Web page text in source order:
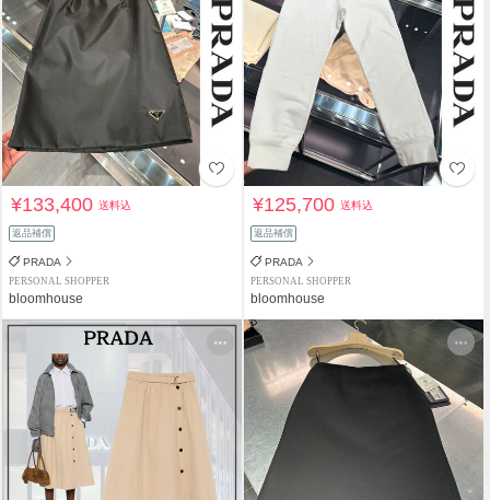
¥133,400送料込
返品補償
PRADA
PERSONAL SHOPPER
bloomhouse
¥125,700送料込
返品補償
PRADA
PERSONAL SHOPPER
bloomhouse